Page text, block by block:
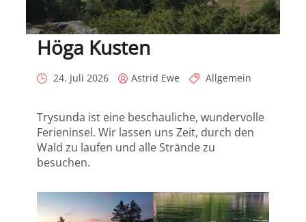
Höga Kusten
Posted
24. Juli 2026
Posted
Astrid Ewe Categories
Allgemein
Trysunda ist eine beschauliche, wundervolle
Ferieninsel. Wir lassen uns Zeit, durch den
Wald zu laufen und alle Strände zu
besuchen.